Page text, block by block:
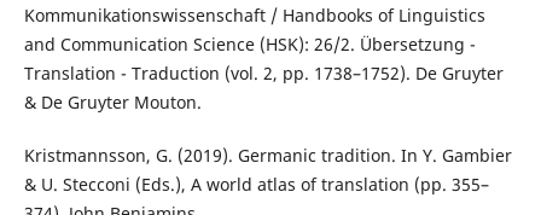
Kommunikationswissenschaft / Handbooks of Linguistics
and Communication Science (HSK): 26/2. Übersetzung -
Translation - Traduction (vol. 2, pp. 1738–1752). De Gruyter
& De Gruyter Mouton.
Kristmannsson, G. (2019). Germanic tradition. In Y. Gambier
& U. Stecconi (Eds.), A world atlas of translation (pp. 355–